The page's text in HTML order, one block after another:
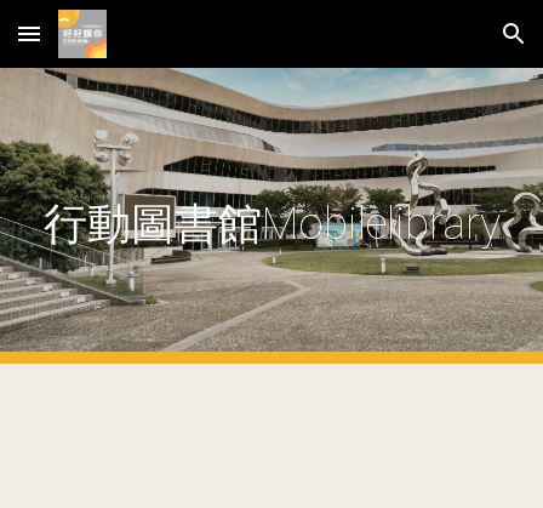
Skip to main content Skip to navigation
行動圖書館Mobilelibrary